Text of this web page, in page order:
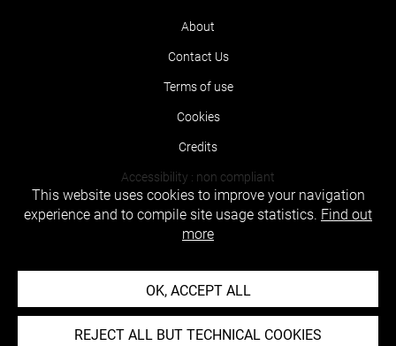
About
Contact Us
Terms of use
Cookies
Credits
Accessibility : non compliant
This website uses cookies to improve your navigation
experience and to compile site usage statistics. Find out
more
OK, ACCEPT ALL
REJECT ALL BUT TECHNICAL COOKIES